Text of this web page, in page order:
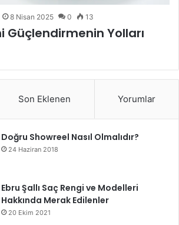
8 Nisan 2025 0 13
Güçlendirmenin Yolları
Son Eklenen Yorumlar
Doğru Showreel Nasıl Olmalıdır?
24 Haziran 2018
Ebru Şallı Saç Rengi ve Modelleri
Hakkında Merak Edilenler
20 Ekim 2021